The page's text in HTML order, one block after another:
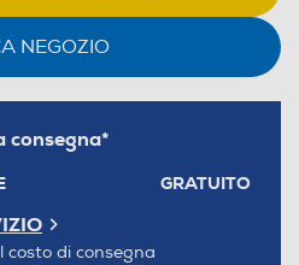
NEGOZIO
consegna*
GRATUITO
costo di consegna